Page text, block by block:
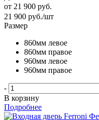
от 21 900 руб.
21 900 руб./шт
Размер
860мм левое
860мм правое
960мм левое
960мм правое
-
В корзину
Подробнее